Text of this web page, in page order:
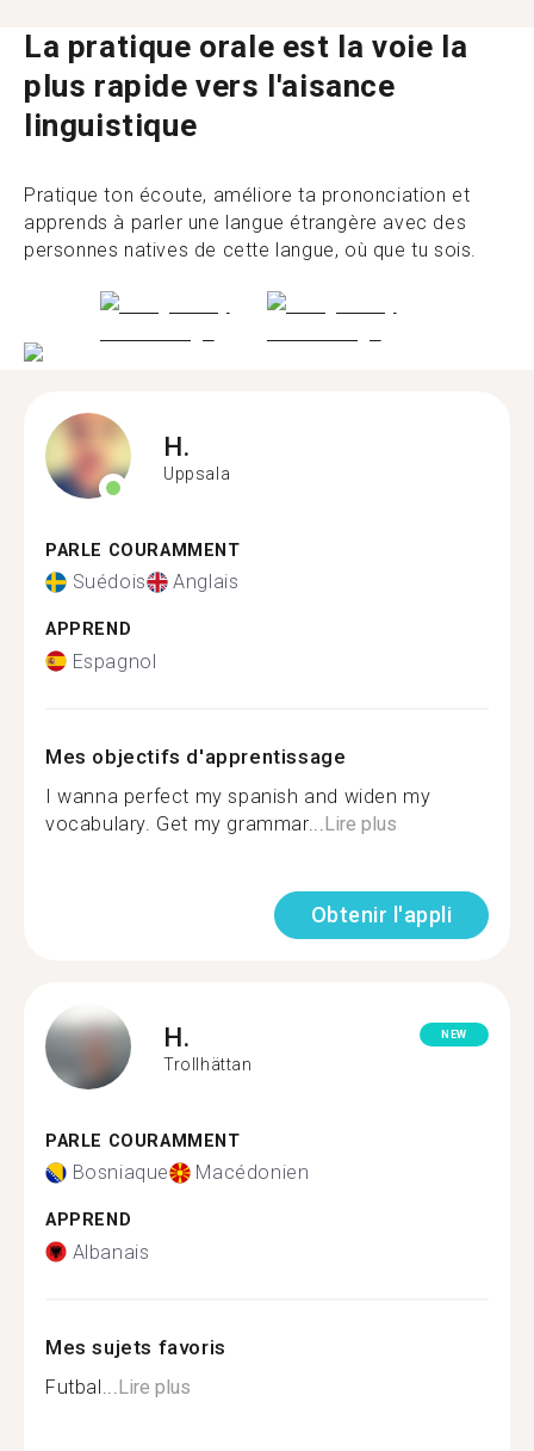
La pratique orale est la voie la
plus rapide vers l'aisance
linguistique
Pratique ton écoute, améliore ta prononciation et
apprends à parler une langue étrangère avec des
personnes natives de cette langue, où que tu sois.
H.
Uppsala
PARLE COURAMMENT
Suédois Anglais
APPREND
Espagnol
Mes objectifs d'apprentissage
I wanna perfect my spanish and widen my
vocabulary. Get my grammar... Lire plus
Obtenir l'appli
H.
Trollhättan
NEW
PARLE COURAMMENT
Bosniaque Macédonien
APPREND
Albanais
Mes sujets favoris
Futbal... Lire plus